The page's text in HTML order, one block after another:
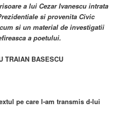
a lui Cezar Ivanescu intrata
si provenita Civic
si un material de investigatii
a poetului.
TRAIAN BASESCU
pe care l-am transmis d-lui